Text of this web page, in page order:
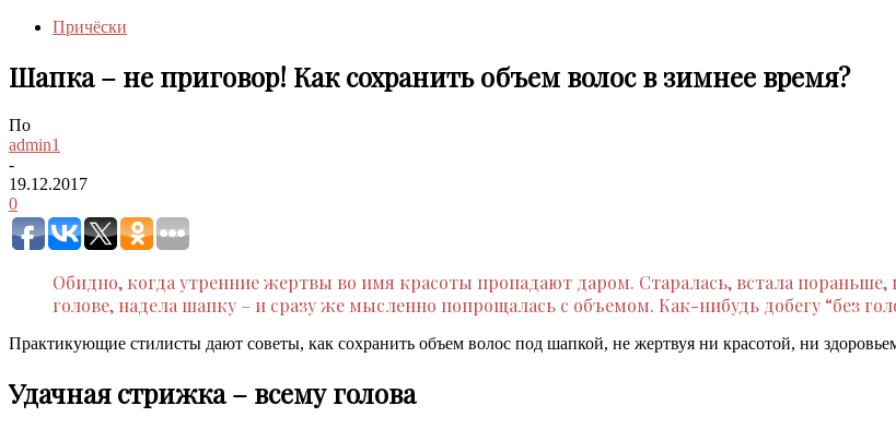
Причёски
Шапка – не приговор! Как сохранить объем волос в зимнее время?
По
admin1
-
19.12.2017
0
Обидно, когда утренние жертвы во имя красоты пропадают даром. Старалась, встала
голове, надела шапку – и сразу же мысленно попрощалась с объемом. Как-нибудь добегу “без
Практикующие стилисты дают советы, как сохранить объем волос под шапкой, не жертвуя ни красотой, ни
Удачная стрижка – всему голова